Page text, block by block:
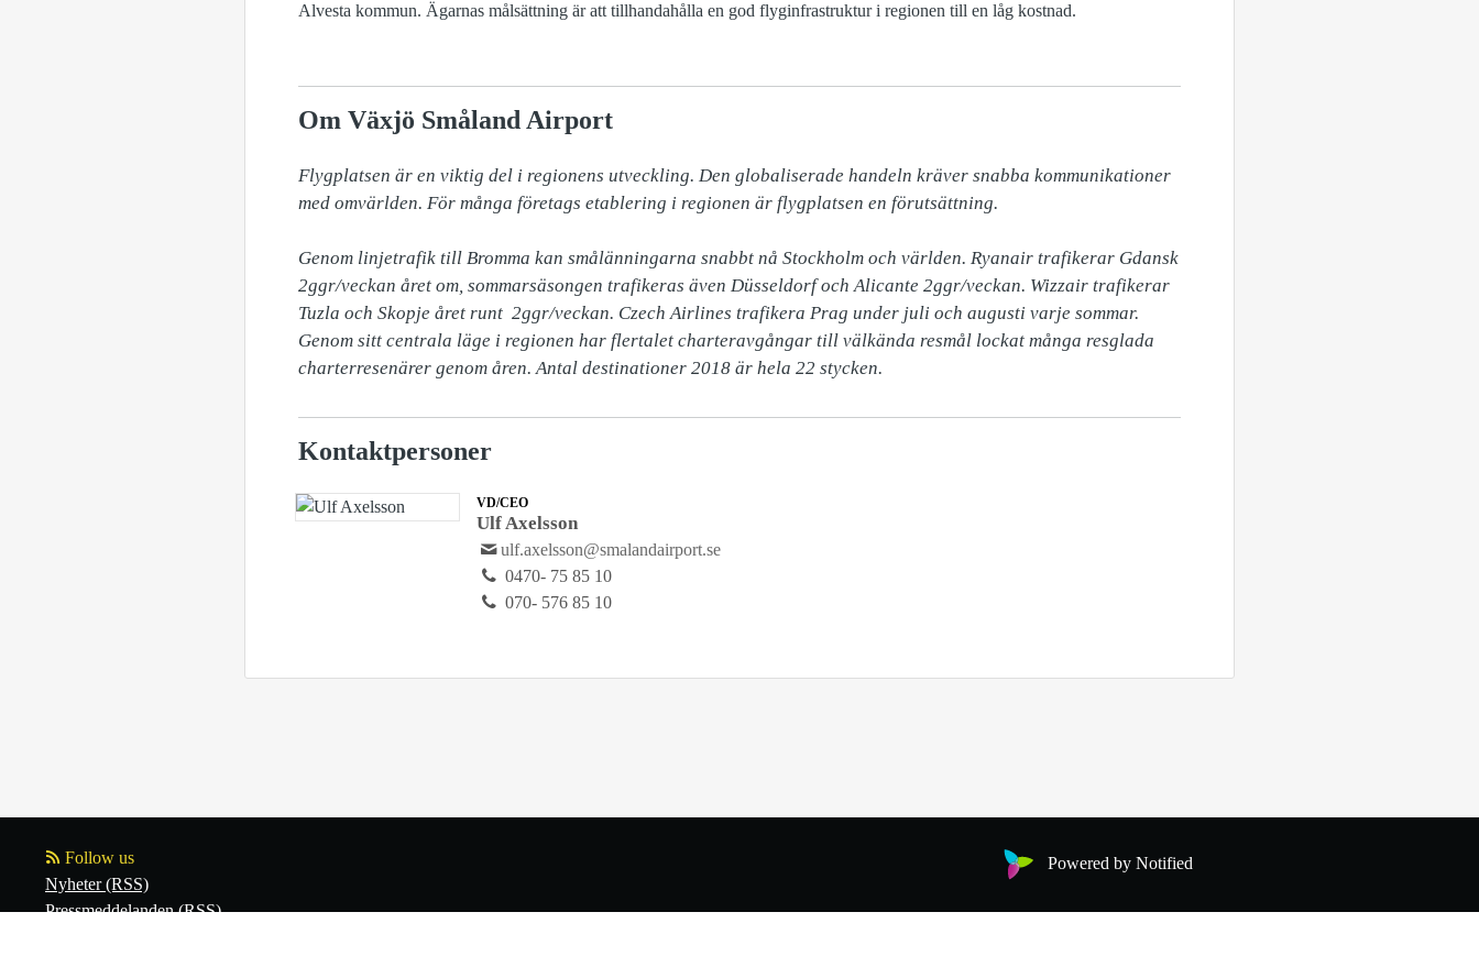
Alvesta kommun. Ägarnas målsättning är att tillhandahålla en god flyginfrastruktur i regionen till en låg kostnad.
Om Växjö Småland Airport
Flygplatsen är en viktig del i regionens utveckling. Den globaliserade handeln kräver snabba kommunikationer
med omvärlden. För många företags etablering i regionen är flygplatsen en förutsättning.
Genom linjetrafik till Bromma kan smålänningarna snabbt nå Stockholm och världen. Ryanair trafikerar Gdansk
2ggr/veckan året om, sommarsäsongen trafikeras även Düsseldorf och Alicante 2ggr/veckan. Wizzair trafikerar
Tuzla och Skopje året runt  2ggr/veckan. Czech Airlines trafikera Prag under juli och augusti varje sommar.
Genom sitt centrala läge i regionen har flertalet charteravgångar till välkända resmål lockat många resglada
charterresenärer genom åren. Antal destinationer 2018 är hela 22 stycken.
Kontaktpersoner
VD/CEO
Ulf Axelsson
ulf.axelsson@smalandairport.se
0470- 75 85 10
070- 576 85 10
Follow us
Nyheter (RSS)
Pressmeddelanden (RSS)
Powered by Notified